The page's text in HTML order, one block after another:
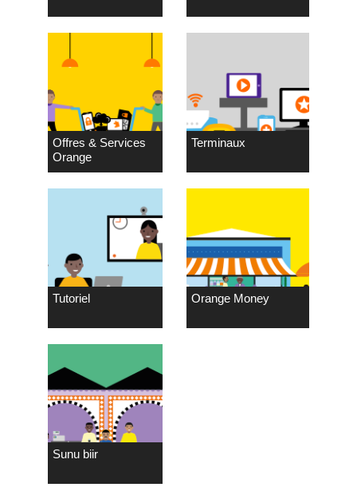
Offres & Services
Orange
Terminaux
Tutoriel Orange Money
Sunu biir